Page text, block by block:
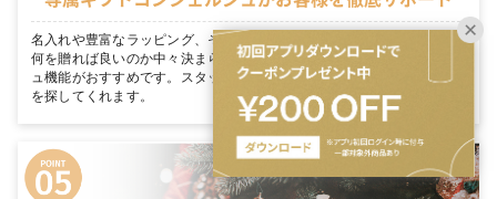
名入れや豊富なラッピング、そのまま渡せる完璧な装飾を 大切な人に
何を贈れば良いのか中々決まらない… そんな方にはギフトコンシェルジ
ュ機能がおすすめです。スタッフがあなたのシーンにぴったりのギフト
を探してくれます。